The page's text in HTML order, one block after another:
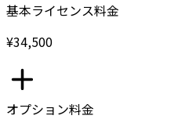
基本ライセンス料金
¥34,500
オプション料金